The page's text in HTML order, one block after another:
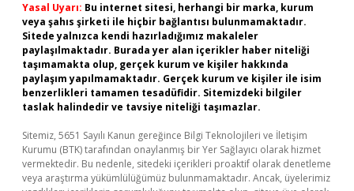
Yasal Uyarı: Bu internet sitesi, herhangi bir marka, kurum
veya şahıs şirketi ile hiçbir bağlantısı bulunmamaktadır.
Sitede yalnızca kendi hazırladığımız makaleler
paylaşılmaktadır. Burada yer alan içerikler haber niteliği
taşımamakta olup, gerçek kurum ve kişiler hakkında
paylaşım yapılmamaktadır. Gerçek kurum ve kişiler ile isim
benzerlikleri tamamen tesadüfidir. Sitemizdeki bilgiler
taslak halindedir ve tavsiye niteliği taşımazlar.
Sitemiz, 5651 Sayılı Kanun gereğince Bilgi Teknolojileri ve İletişim
Kurumu (BTK) tarafından onaylanmış bir Yer Sağlayıcı olarak hizmet
vermektedir. Bu nedenle, sitedeki içerikleri proaktif olarak denetleme
veya araştırma yükümlülüğümüz bulunmamaktadır. Ancak, üyelerimiz